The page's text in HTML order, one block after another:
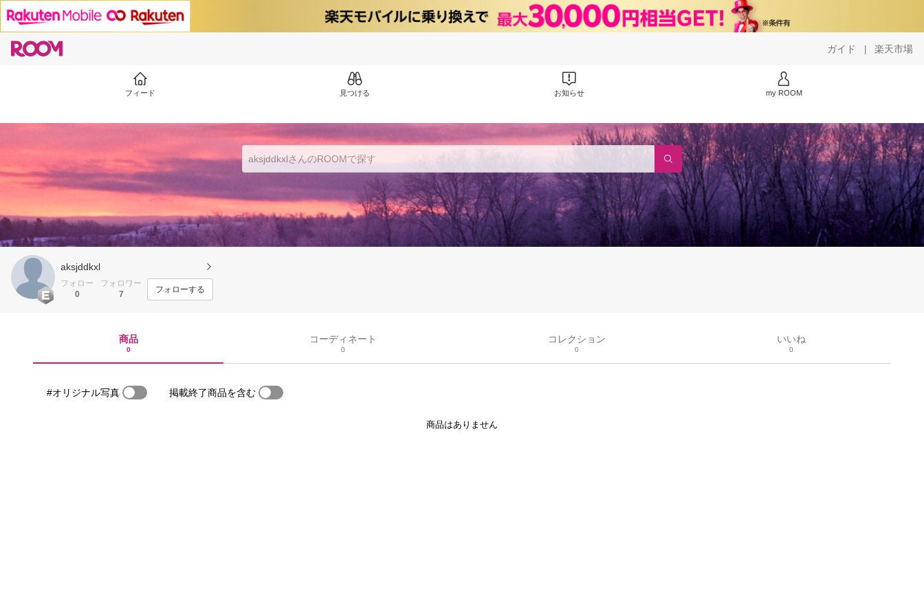
ガイド | 楽天市場
フィード 見つける お知らせ my ROOM
aksjddkxl
フォロー
0
フォロワー
7
フォローする
商品
0
コーディネート
0
コレクション
0
いいね
0
#オリジナル写真 掲載終了商品を含む
商品はありません